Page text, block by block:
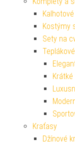
Kostýmy
Sety na
Kraťasy
Džínové